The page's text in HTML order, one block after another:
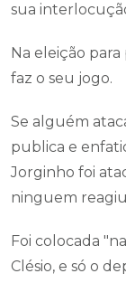
sua
Na eleição
faz o seu jogo.
Se alguém
publica e
Jorginho foi
ninguem
Foi colocada
Clésio, e só o